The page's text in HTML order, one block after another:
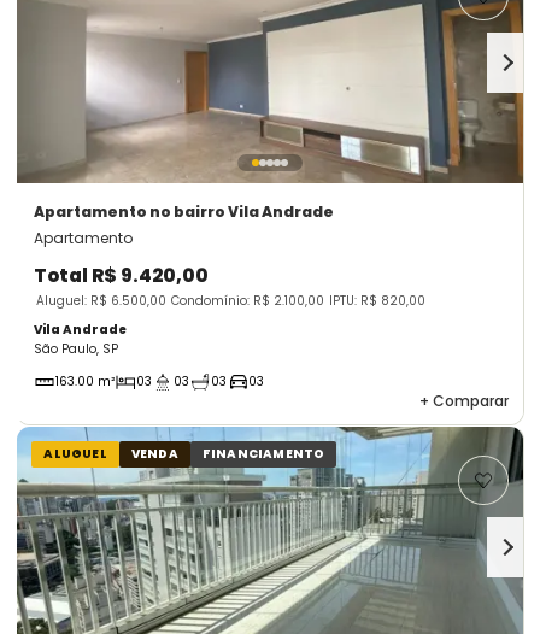
Apartamento no bairro Vila Andrade
Apartamento
Total R$ 9.420,00
Aluguel: R$ 6.500,00 Condomínio: R$ 2.100,00 IPTU: R$ 820,00
Vila Andrade
São Paulo, SP
163.00 m²
03 03 03 03
+ Comparar
ALUGUEL VENDA FINANCIAMENTO